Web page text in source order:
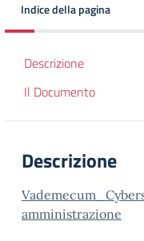
Indice della pagina
Descrizione
Il Documento
Descrizione
amministrazione